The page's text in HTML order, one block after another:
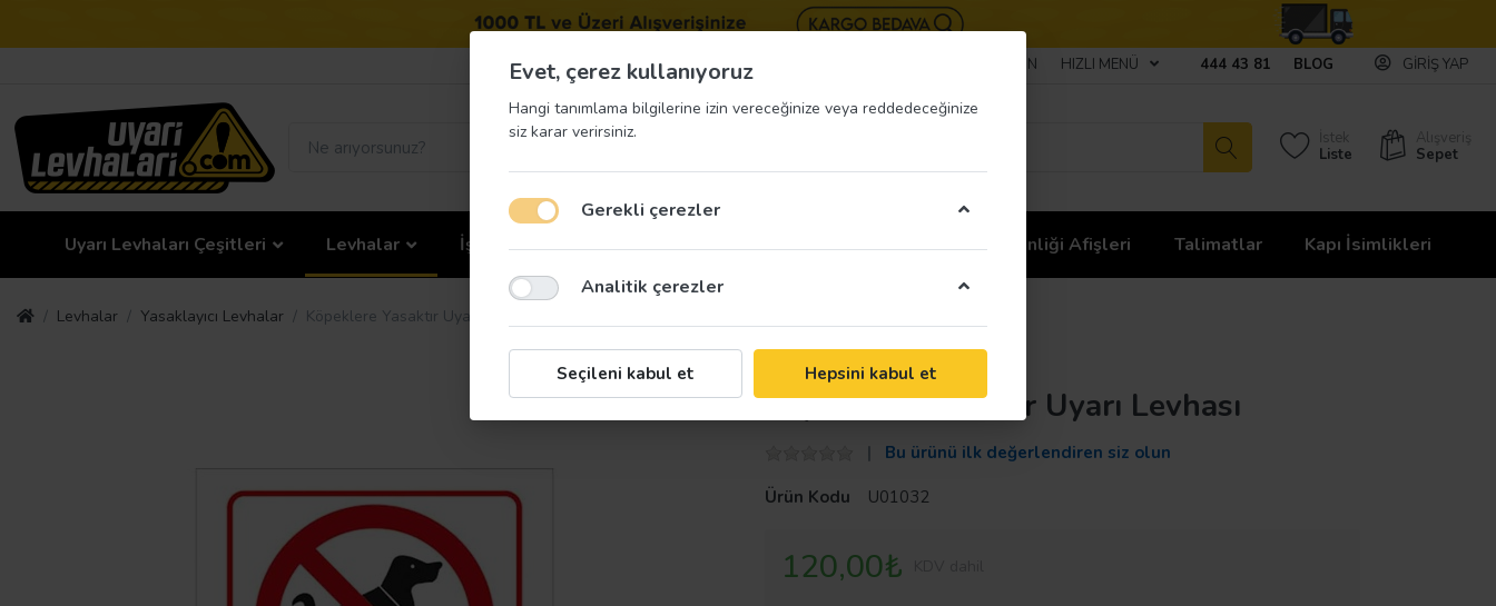
BIZE ULAŞIN HIZLI MENÜ 444 43 81 BLOG GIRIŞ YAP
İstek
Liste
Alışveriş
Sepet
Uyarı Levhaları Çeşitleri Levhalar İş Güvenliği Etiketleri İş Güvenliği Ekipmanları İş Güvenliği Afişleri Talimatlar Kapı İsimlikleri
Levhalar Yasaklayıcı Levhalar Köpeklere Yasaktır Uyarı Levhası
Taroks
Köpeklere Yasaktır Uyarı Levhası
Bu ürünü ilk değerlendiren siz olun
Ürün Kodu
U01032
120,00₺
Evet, çerez kullanıyoruz
Hangi tanımlama bilgilerine izin vereceğinize veya reddedeceğinize
siz karar verirsiniz.
Gerekli çerezler
Analitik çerezler
Seçileni kabul et Hepsini kabul et